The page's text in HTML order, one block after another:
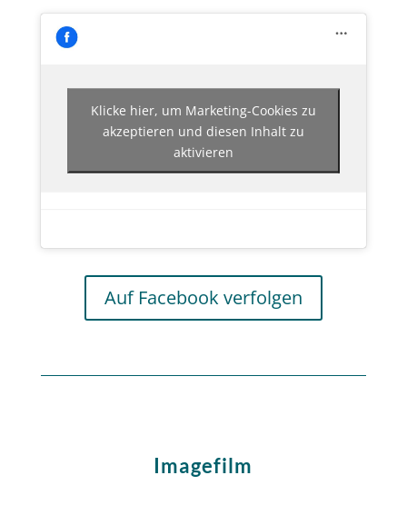
Klicke hier, um Marketing-Cookies zu
akzeptieren und diesen Inhalt zu
aktivieren
Auf Facebook verfolgen
Imagefilm